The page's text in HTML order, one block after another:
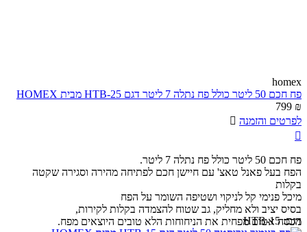
homex
פח חכם 50 ליטר כולל פח נתלה 7 ליטר דגם HTB-25 מבית HOMEX
799 ₪
לפרטים והזמנה 

פח חכם 50 ליטר כולל פח נתלה 7 ליטר.
הפח בעל פאנל טאצ' עם חיישן חכם לפתיחה מהירה וסגירה שקטה
בקלות
מיכל פנימי קל לניקוי ושטיפה השומר על הפח
בסיס יציב ולא מחליק, גב שטוח להצמדה בקלות לקירות,
מכסה אטום מפחית את הניחוחות הלא טובים היוצאים מפח.
דגם: HTB-15